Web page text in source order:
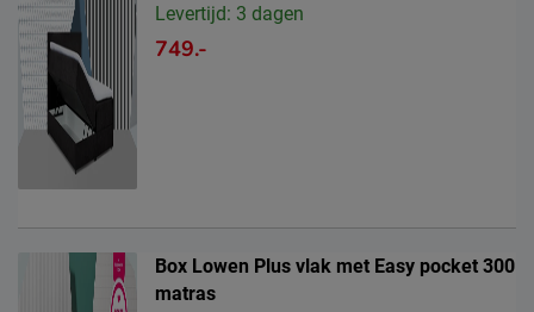
Levertijd: 3 dagen
749.-
Box Lowen Plus vlak met Easy pocket 300
matras